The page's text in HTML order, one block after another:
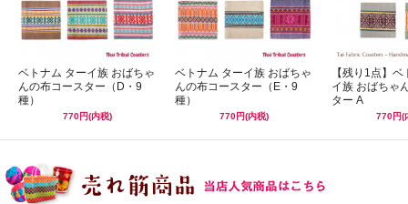
ベトナム ターイ族 おばちゃ
んの布コースター（D・9
種）
770円(内税)
ベトナム ターイ族 おばちゃ
んの布コースター（E・9
種）
770円(内税)
【残り1点】
イ族 おばちゃ
ター A
770円(